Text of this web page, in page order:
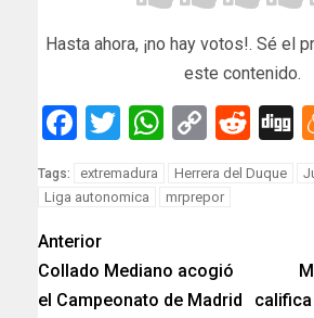
Hasta ahora, ¡no hay votos!. Sé el
este contenido.
Facebook
TwitterCopy
Link
Tags: extremadura Herrera del Duque
Liga autonomica
mrprepor
Anterior
Collado Mediano acogió
el Campeonato de Madrid